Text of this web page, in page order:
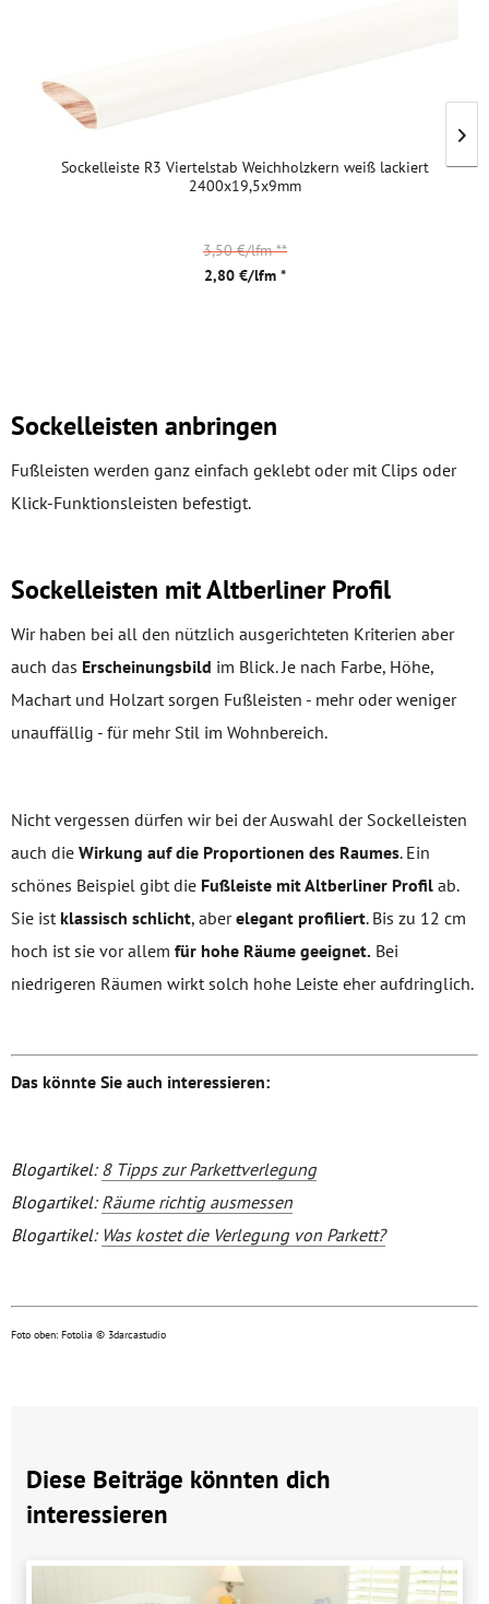
Sockelleiste R3 Viertelstab Weichholzkern weiß lackiert
2400x19,5x9mm
2,80 €/lfm *
3,50 €/lfm**
Sockelleisten anbringen
Fußleisten werden ganz einfach geklebt oder mit Clips oder
Klick-Funktionsleisten befestigt.
Sockelleisten mit Altberliner Profil
Wir haben bei all den nützlich ausgerichteten Kriterien aber
auch das Erscheinungsbild im Blick. Je nach Farbe, Höhe,
Machart und Holzart sorgen Fußleisten - mehr oder weniger
unauffällig - für mehr Stil im Wohnbereich.
Nicht vergessen dürfen wir bei der Auswahl der Sockelleisten
auch die Wirkung auf die Proportionen des Raumes. Ein
schönes Beispiel gibt die Fußleiste mit Altberliner Profil ab.
Sie ist klassisch schlicht, aberelegant profiliert. Bis zu 12 cm
hoch ist sie vor allem für hohe Räume geeignet. Bei
niedrigeren Räumen wirkt solch hohe Leiste eher aufdringlich.
Das könnte Sie auch interessieren:
Blogartikel: 8 Tipps zur Parkettverlegung
Blogartikel: Räume richtig ausmessen
Blogartikel: Was kostet die Verlegung von Parkett?
Foto oben: Fotolia © 3darcastudio
Diese Beiträge könnten dich
interessieren